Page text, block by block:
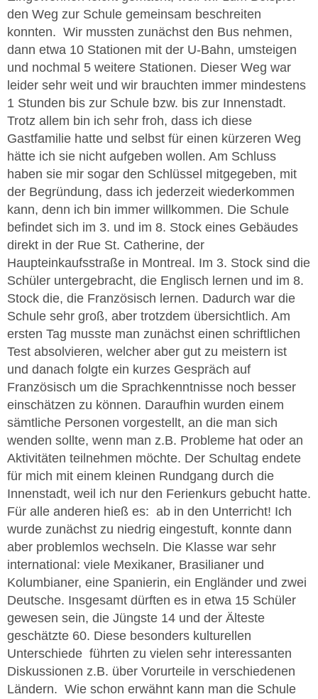
den Weg zur Schule gemeinsam beschreiten
konnten. Wir mussten zunächst den Bus nehmen,
dann etwa 10 Stationen mit der U-Bahn, umsteigen
und nochmal 5 weitere Stationen. Dieser Weg war
leider sehr weit und wir brauchten immer mindestens
1 Stunden bis zur Schule bzw. bis zur Innenstadt.
Trotz allem bin ich sehr froh, dass ich diese
Gastfamilie hatte und selbst für einen kürzeren Weg
hätte ich sie nicht aufgeben wollen. Am Schluss
haben sie mir sogar den Schlüssel mitgegeben, mit
der Begründung, dass ich jederzeit wiederkommen
kann, denn ich bin immer willkommen. Die Schule
befindet sich im 3. und im 8. Stock eines Gebäudes
direkt in der Rue St. Catherine, der
Haupteinkaufsstraße in Montreal. Im 3. Stock sind die
Schüler untergebracht, die Englisch lernen und im 8.
Stock die, die Französisch lernen. Dadurch war die
Schule sehr groß, aber trotzdem übersichtlich. Am
ersten Tag musste man zunächst einen schriftlichen
Test absolvieren, welcher aber gut zu meistern ist
und danach folgte ein kurzes Gespräch auf
Französisch um die Sprachkenntnisse noch besser
einschätzen zu können. Daraufhin wurden einem
sämtliche Personen vorgestellt, an die man sich
wenden sollte, wenn man z.B. Probleme hat oder an
Aktivitäten teilnehmen möchte. Der Schultag endete
für mich mit einem kleinen Rundgang durch die
Innenstadt, weil ich nur den Ferienkurs gebucht hatte.
Für alle anderen hieß es: ab in den Unterricht! Ich
wurde zunächst zu niedrig eingestuft, konnte dann
aber problemlos wechseln. Die Klasse war sehr
international: viele Mexikaner, Brasilianer und
Kolumbianer, eine Spanierin, ein Engländer und zwei
Deutsche. Insgesamt dürften es in etwa 15 Schüler
gewesen sein, die Jüngste 14 und der Älteste
geschätzte 60. Diese besonders kulturellen
Unterschiede führten zu vielen sehr interessanten
Diskussionen z.B. über Vorurteile in verschiedenen
Ländern. Wie schon erwähnt kann man die Schule